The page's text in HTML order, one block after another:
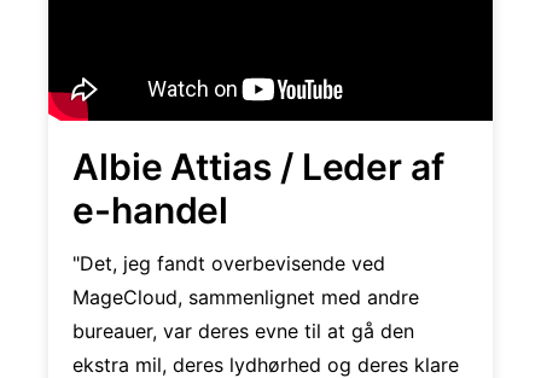
Albie Attias / Leder af
e-handel
"Det, jeg fandt overbevisende ved
MageCloud, sammenlignet med andre
bureauer, var deres evne til at gå den
ekstra mil, deres lydhørhed og deres klare